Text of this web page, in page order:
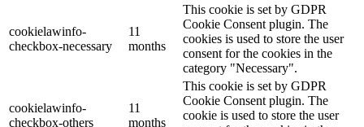
cookielawinfo-
checkbox-necessary
11
months
This cookie is set by GDPR
Cookie Consent plugin. The
cookies is used to store the user
consent for the cookies in the
category "Necessary".
cookielawinfo-
checkbox-others
11
months
This cookie is set by GDPR
Cookie Consent plugin. The
cookie is used to store the user